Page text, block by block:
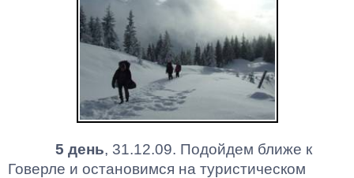
5 день, 31.12.09. Подойдем ближе к
Говерле и остановимся на туристическом